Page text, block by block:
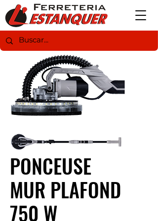
PONCEUSE
MUR PLAFOND
750 W